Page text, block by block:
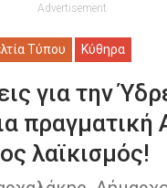
Advertisement
Τύπου Κύθηρα
για την
πραγματική
λαϊκισμός!